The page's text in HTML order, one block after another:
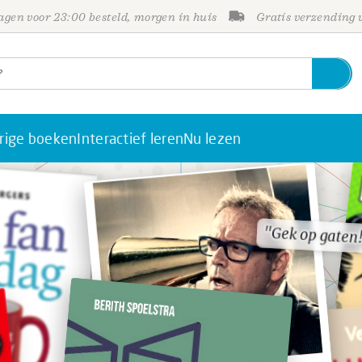
voor 23:00 besteld, morgen in huis Gratis verzending
boekenInteractief lerenNu lezen
"Gek op
"Gek op